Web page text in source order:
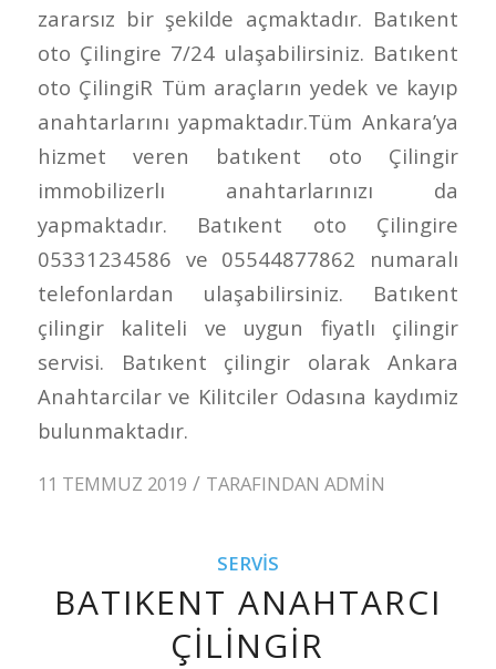
zararsız bir şekilde açmaktadır. Batıkent
oto Çilingire 7/24 ulaşabilirsiniz. Batıkent
oto ÇilingiR Tüm araçların yedek ve kayıp
anahtarlarını yapmaktadır.Tüm Ankara’ya
hizmet veren batıkent oto Çilingir
immobilizerlı anahtarlarınızı da
yapmaktadır. Batıkent oto Çilingire
05331234586 ve 05544877862 numaralı
telefonlardan ulaşabilirsiniz. Batıkent
çilingir kaliteli ve uygun fiyatlı çilingir
servisi. Batıkent çilingir olarak Ankara
Anahtarcilar ve Kilitciler Odasına kaydımiz
bulunmaktadır.
11 TEMMUZ 2019 / TARAFINDAN ADMIN
SERVIS
BATIKENT ANAHTARCI
ÇILINGIR